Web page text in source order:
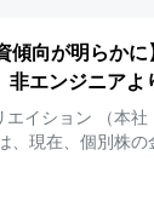
傾向が明らか
非エンジニア
て異なる投資ス
自の投資戦略
イション （本
、現在、個別株の
ジニア各200名
関する比較調査